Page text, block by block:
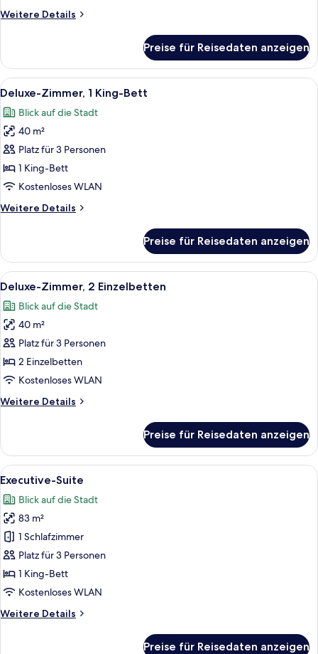
Access)
Weitere Details
Weitere
Zimmer,
1 King-
Bett
Access)
Preise für Reisedaten anzeigen
Alle
Fotos
für
Deluxe-
Zimmer,
1 King-
Bett
Ein modernes Hotelzimmer mit
5
Deluxe-Zimmer, 1 King-Bett
Blick auf die Stadt
40 m²
Platz für 3 Personen
1 King-Bett
Kostenloses WLAN
Weitere Details
Weitere
Zimmer,
1 King-
Bett
Preise für Reisedaten anzeigen
Alle
Fotos
für
Deluxe-
Zimmer,
2 Einzelbetten
anzeigen
Ein Hotelzimmer mit zwei Betten,
5
Deluxe-Zimmer, 2 Einzelbetten
Blick auf die Stadt
40 m²
Platz für 3 Personen
2 Einzelbetten
Kostenloses WLAN
Weitere Details
Weitere
Zimmer,
2 Einzelbetten
Preise für Reisedaten anzeigen
Alle
Fotos
für
Executive-
Suite
anzeigen
Ein Hotelzimmer mit Sofa, Sessel,
8
Executive-Suite
Blick auf die Stadt
83 m²
1 Schlafzimmer
Platz für 3 Personen
1 King-Bett
Kostenloses WLAN
Weitere Details
Weitere
Preise für Reisedaten anzeigen